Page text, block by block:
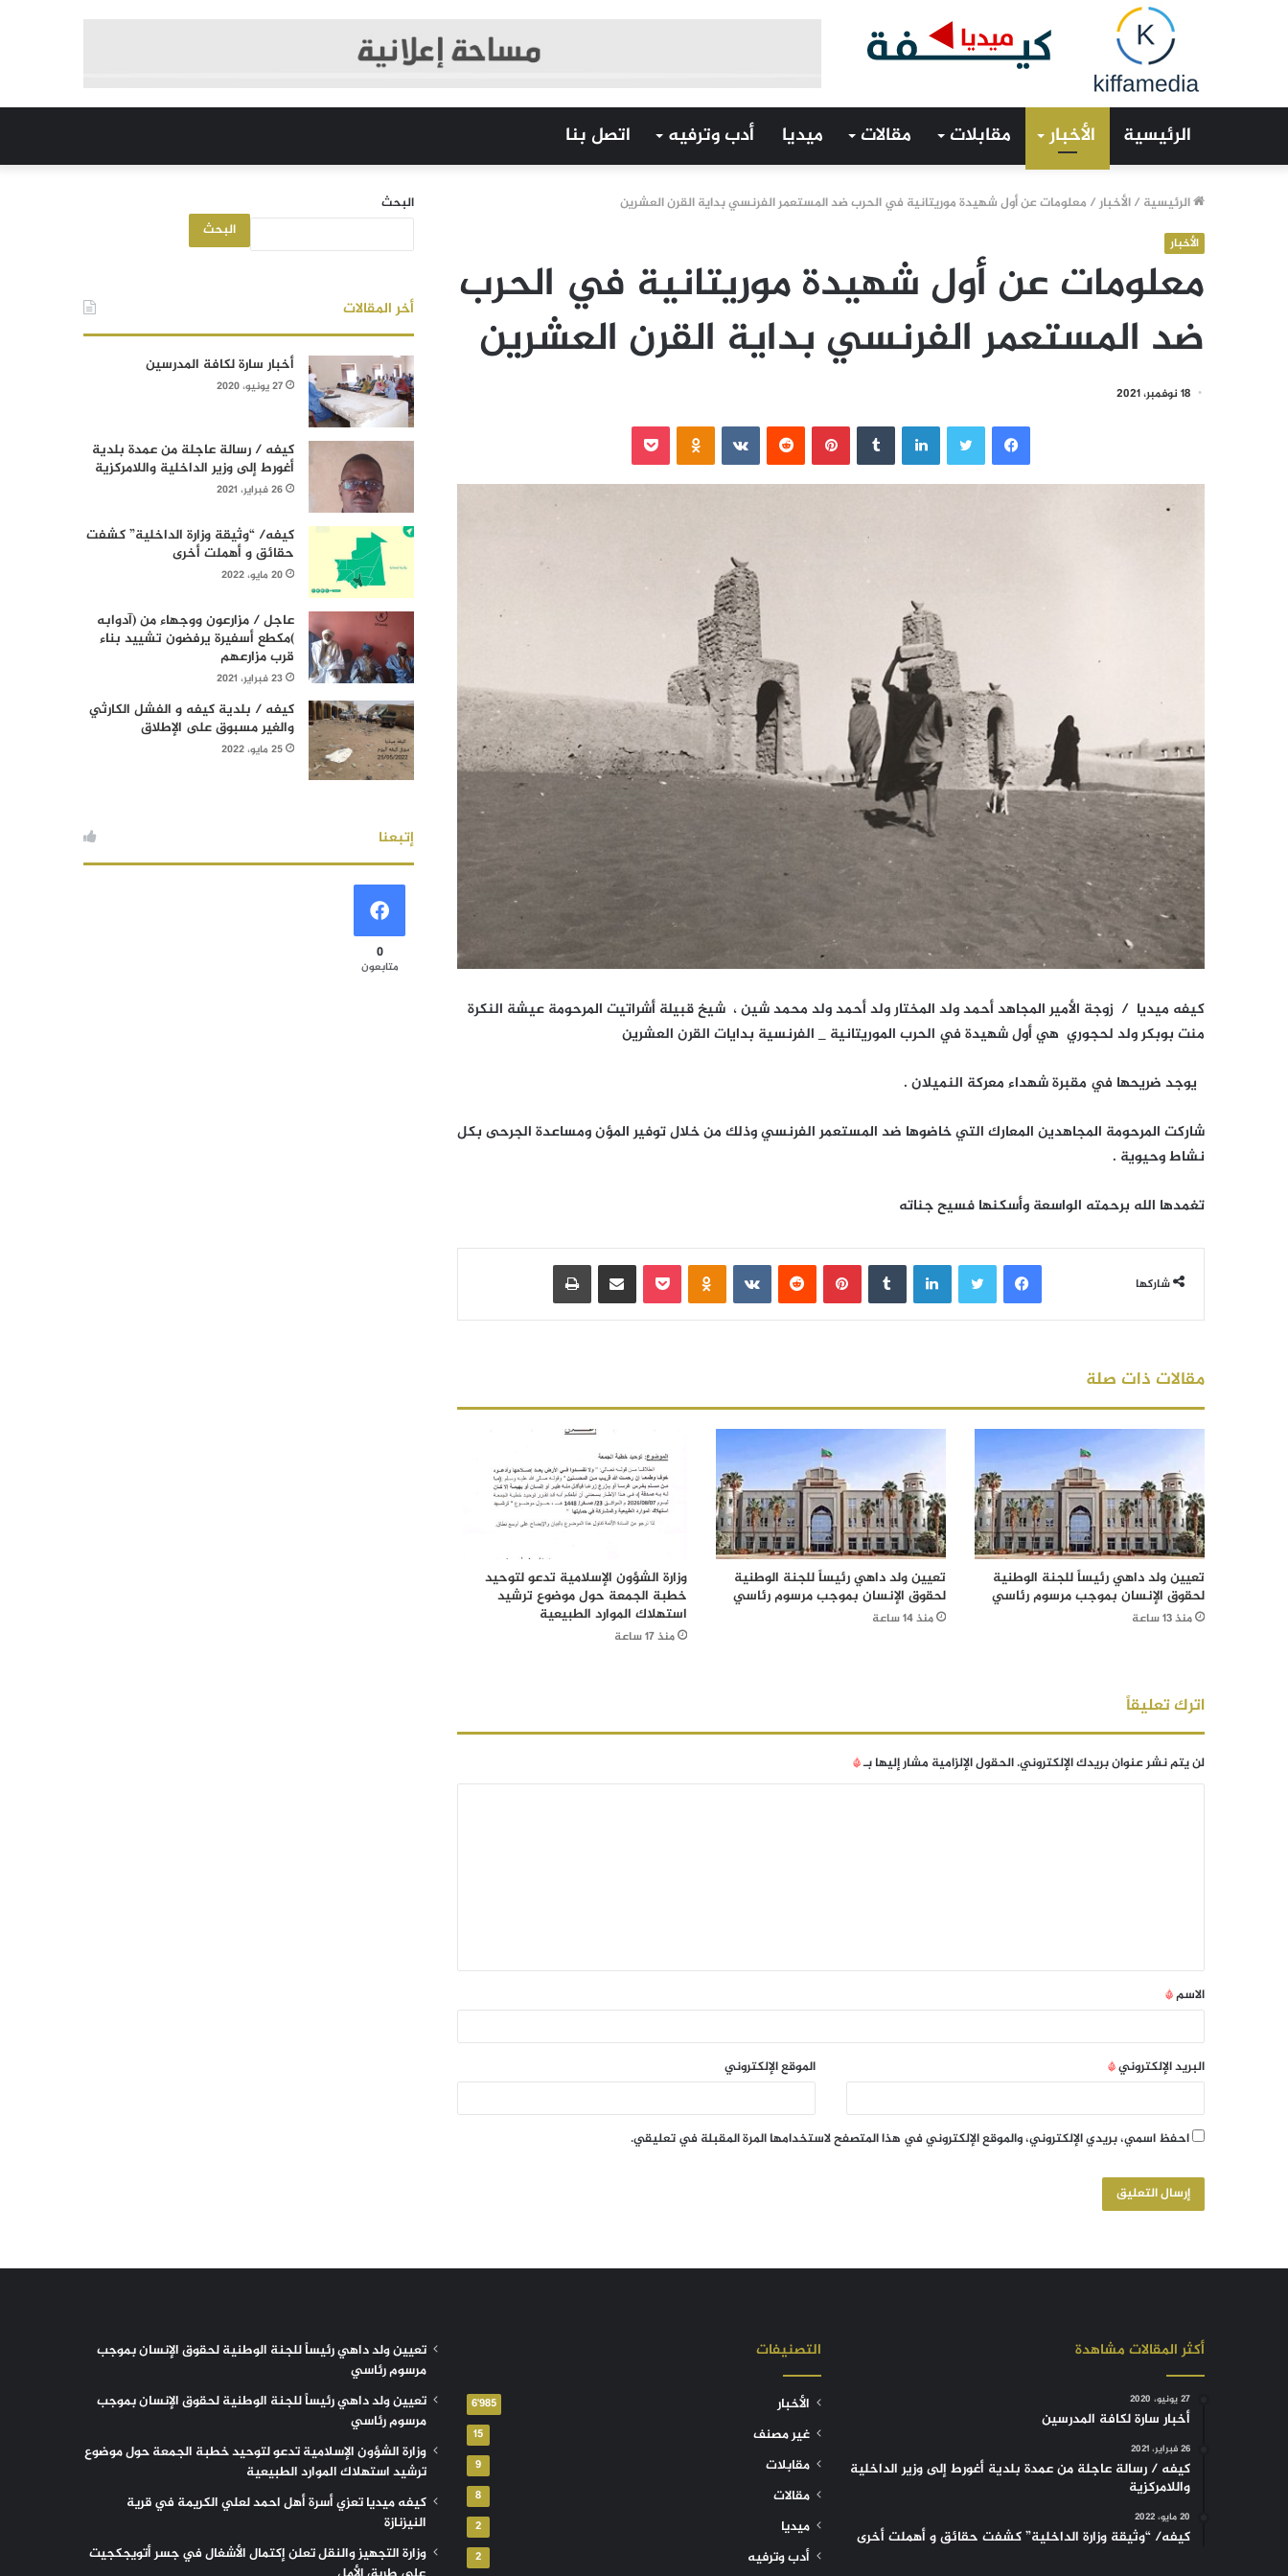
الرئيسية الأخبار مقابلات مقالات ميديا أدب وترفيه اتصل بنا
الرئيسية /الأخبار/ معلومات عن أول شهيدة موريتانية في الحرب ضد المستعمر الفرنسي بداية القرن العشرين
الأخبار
معلومات عن أول شهيدة موريتانية في الحرب
ضد المستعمر الفرنسي بداية القرن العشرين
18 نوفمبر، 2021
فيسبوك لينكدإن بينتيريست
كيفه ميديا / زوجة الأمير المجاهد أحمد ولد المختار ولد أحمد ولد محمد شين ، شيخ قبيلة أشراتيت المرحومة عيشة النكرة
منت بوبكر ولد لحجوري هي أول شهيدة في الحرب الموريتانية _ الفرنسية بدايات القرن العشرين
يوجد ضريحها في مقبرة شهداء معركة النميلان .
شاركت المرحومة المجاهدين المعارك التي خاضوها ضد المستعمر الفرنسي وذلك من خلال توفير المؤن ومساعدة الجرحى بكل
نشاط وحيوية .
تغمدها الله برحمته الواسعة وأسكنها فسيح جناته
شاركها
فيسبوك لينكدإن بينتيريست بوكيت مشاركة عبر البريد
مقالات ذات صلة
تعيين ولد داهي رئيساً للجنة الوطنية
لحقوق الإنسان بموجب مرسوم رئاسي
منذ 13 ساعة
تعيين ولد داهي رئيساً للجنة الوطنية
لحقوق الإنسان بموجب مرسوم رئاسي
منذ 14 ساعة
وزارة الشؤون الإسلامية تدعو لتوحيد
خطبة الجمعة حول موضوع ترشيد
استهلاك الموارد الطبيعية
منذ 17 ساعة
اترك تعليقاً
لن يتم نشر عنوان بريدك الإلكتروني.الحقول الإلزامية مشار إليها بـ*
الاسم*
البريد الإلكتروني* الموقع الإلكتروني
احفظ اسمي، بريدي الإلكتروني، والموقع الإلكتروني في هذا المتصفح لاستخدامها المرة المقبلة في تعليقي.
البحث
البحث
أخر المقالات
أخبار سارة لكافة المدرسين
27 يونيو، 2020
كيفه / رسالة عاجلة من عمدة بلدية
أغورط إلى وزير الداخلية واللامركزية
26 فبراير، 2021
كيفه/ “وثيقة وزارة الداخلية” كشفت
حقائق و أهملت أخرى
20 مايو، 2022
عاجل / مزارعون ووجهاء من (آدوابه
)مكطع أسفيرة يرفضون تشييد بناء
قرب مزارعهم
23 فبراير، 2021
كيفه / بلدية كيفه و الفشل الكارثي
والغير مسبوق على الإطلاق
25 مايو، 2022
إتبعنا
0
متابعون
أكثر المقالات مشاهدة
27 يونيو، 2020
أخبار سارة لكافة المدرسين
26 فبراير، 2021
كيفه / رسالة عاجلة من عمدة بلدية أغورط إلى وزير الداخلية
واللامركزية
20 مايو، 2022
كيفه/ “وثيقة وزارة الداخلية” كشفت حقائق و أهملت أخرى
التصنيفات
الأخبار 6٬985
غير مصنف 15
مقابلات 9
مقالات 8
ميديا 2
أدب وترفيه 2
تعيين ولد داهي رئيساً للجنة الوطنية لحقوق الإنسان بموجب
مرسوم رئاسي
تعيين ولد داهي رئيساً للجنة الوطنية لحقوق الإنسان بموجب
مرسوم رئاسي
وزارة الشؤون الإسلامية تدعو لتوحيد خطبة الجمعة حول موضوع
ترشيد استهلاك الموارد الطبيعية
كيفه ميديا تعزي أسرة أهل احمد لعلي الكريمة في قرية
النيزنازة
وزارة التجهيز والنقل تعلن إكتمال الأشغال في جسر أتويجكجيت